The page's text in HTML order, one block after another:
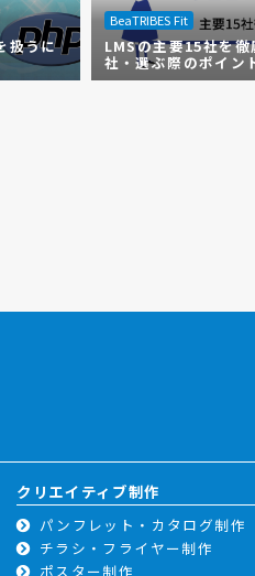
扱うに
BeaTRIBES Fit
LMSの主要15社を
社・選ぶ際のポイン
クリエイティブ制作
パンフレット・カタログ制作
チラシ・フライヤー制作
ポスター制作